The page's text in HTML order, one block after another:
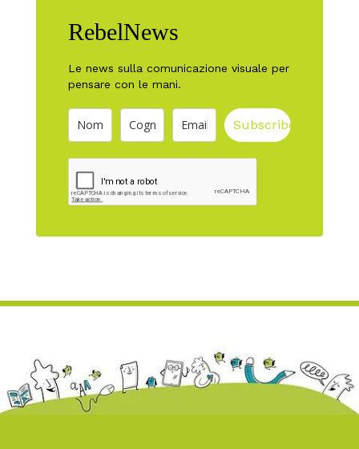
RebelNews
Le news sulla comunicazione visuale per
pensare con le mani.
Subscribe